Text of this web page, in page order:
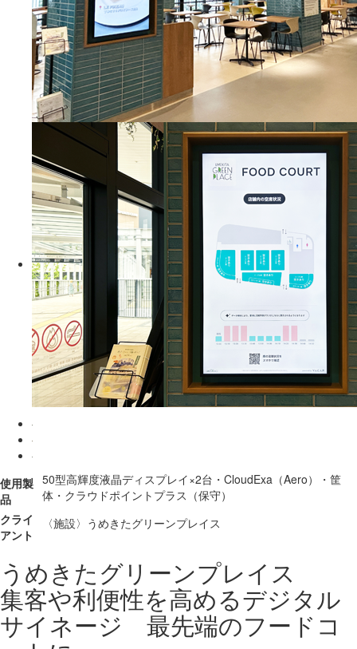
使用製
品
50型高輝度液晶ディスプレイ×2台・CloudExa（Aero）・筐
体・クラウドポイントプラス（保守）
クライ
アント
〈施設〉うめきたグリーンプレイス
うめきたグリーンプレイス
集客や利便性を高めるデジタル
サイネージ 最先端のフードコ